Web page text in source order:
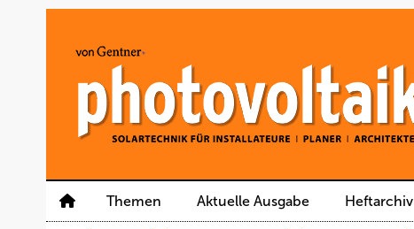
Themen Aktuelle Ausgabe Heftarchiv